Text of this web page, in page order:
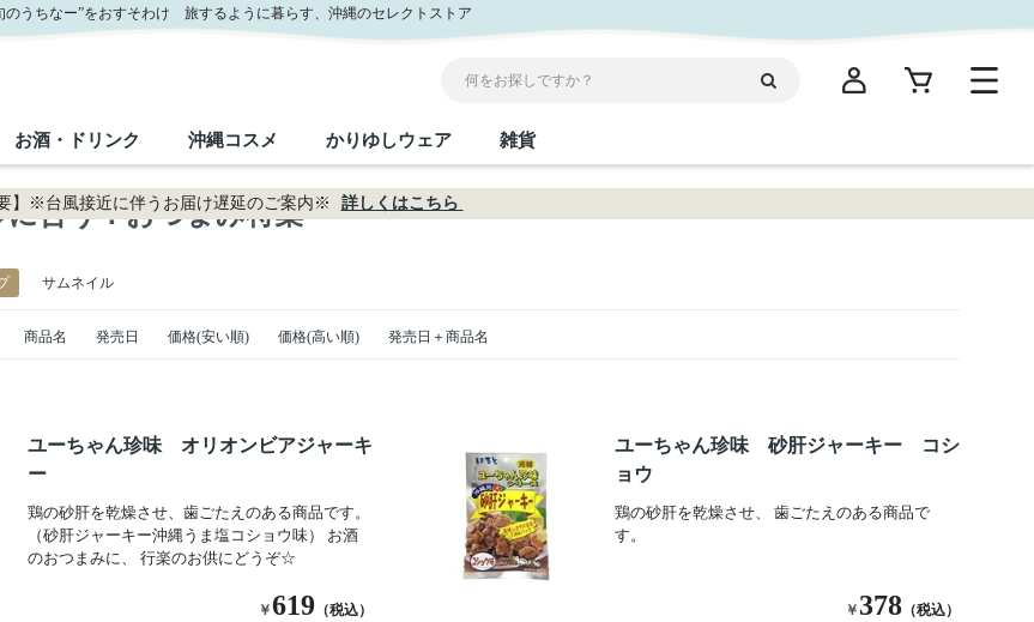
のうちなー”をおすそわけ 旅するように暮らす、沖縄のセレクトストア
ーツ・野菜 お肉
／パウチ 沖縄料理
／黒砂糖 塩
ちんすこう 伝統菓子
お酒・ドリンク
ビール・チューハイ
沖縄コスメ
ンケア ボディケア
かりゆしウェア
レディース
雑貨
ファッション 伝統工芸品
要】※台風接近に伴うお届け遅延のご案内※ 詳しくはこちら
に合う！おつまみ特集
サムネイル
商品名 発売日 価格(安い順) 価格(高い順) 発売日＋商品名
ユーちゃん珍味 オリオンビアジャーキ
ー
鶏の砂肝を乾燥させ、歯ごたえのある商品です。
（砂肝ジャーキー沖縄うま塩コショウ味） お酒
のおつまみに、 行楽のお供にどうぞ☆
￥619 （税込）
ユーちゃん珍味 砂肝ジャーキー コシ
ョウ
鶏の砂肝を乾燥させ、 歯ごたえのある商品で
す。
￥ 378 （税込）